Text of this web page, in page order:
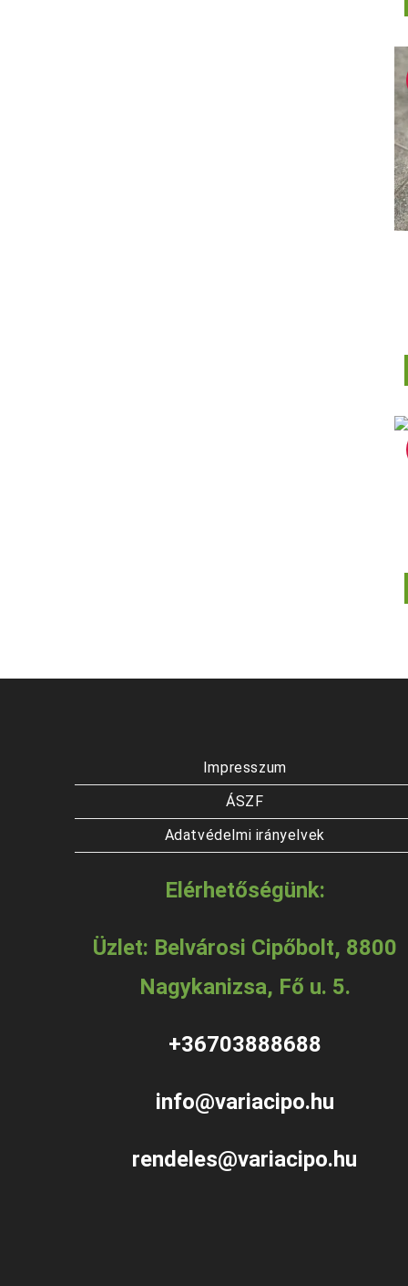
Impresszum
ÁSZF
Adatvédelmi irányelvek
Elérhetőségünk:
Üzlet: Belvárosi Cipőbolt, 8800
Nagykanizsa, Fő u. 5.
+36703888688
info@variacipo.hu
rendeles@variacipo.hu